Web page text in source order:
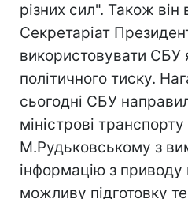
різних сил". Також він
Секретаріат
використовувати СБУ
політичного тиску.
сьогодні СБУ
міністрові транспорту
М.Рудьковському з
інформацію з приводу
можливу підготовку